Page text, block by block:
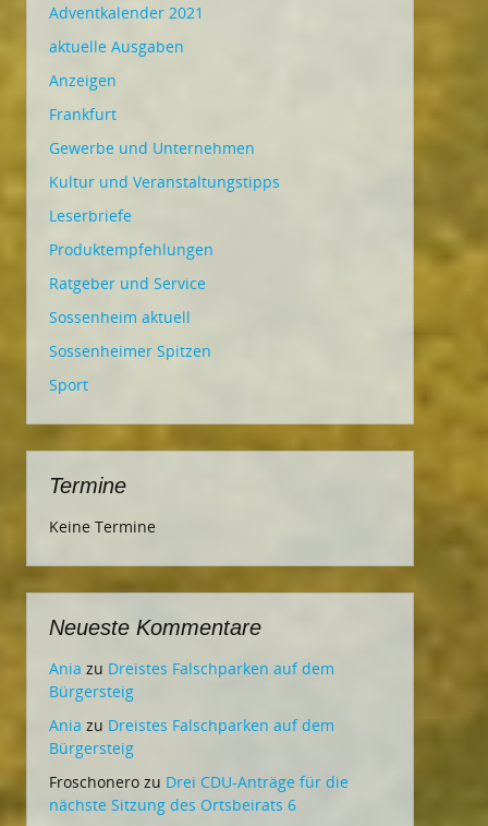
Adventkalender 2021
aktuelle Ausgaben
Anzeigen
Frankfurt
Gewerbe und Unternehmen
Kultur und Veranstaltungstipps
Leserbriefe
Produktempfehlungen
Ratgeber und Service
Sossenheim aktuell
Sossenheimer Spitzen
Sport
Termine
Keine Termine
Neueste Kommentare
Ania zu Dreistes Falschparken auf dem
Bürgersteig
Ania zu Dreistes Falschparken auf dem
Bürgersteig
Froschonero zu Drei CDU-Anträge für die
nächste Sitzung des Ortsbeirats 6